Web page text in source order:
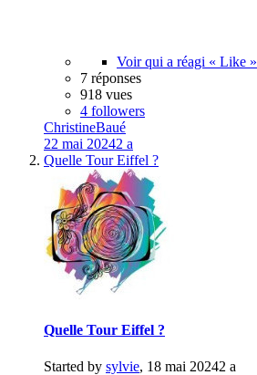
Voir qui a réagi « Like »
7 réponses
918 vues
4 followers
ChristineBaué
22 mai 20242 a
Quelle Tour Eiffel ?
Quelle Tour Eiffel ?
Started by sylvie, 18 mai 20242 a